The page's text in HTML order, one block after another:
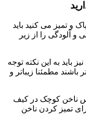
و تمیز می کنید باید
و آلودگی را از زیر
باید به این نکته توجه
باشند مطمئنا زیباتر و
ناخن کوچک در کیف
تمیز کردن ناخن